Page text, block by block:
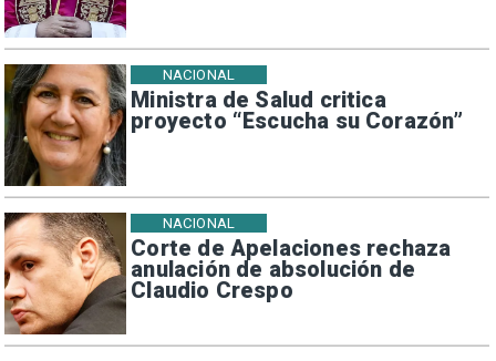
Ministra de Salud critica
proyecto “Escucha su Corazón”
NACIONAL
Corte de Apelaciones rechaza
anulación de absolución de
Claudio Crespo
NACIONAL